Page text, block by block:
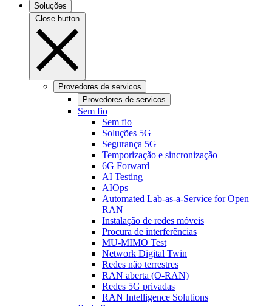
Soluções
Close button
Provedores de servicos
Provedores de servicos
Sem fio
Sem fio
Soluções 5G
Segurança 5G
Temporização e sincronização
6G Forward
AI Testing
AIOps
Automated Lab-as-a-Service for Open
RAN
Instalação de redes móveis
Procura de interferências
MU-MIMO Test
Network Digital Twin
Redes não terrestres
RAN aberta (O-RAN)
Redes 5G privadas
RAN Intelligence Solutions